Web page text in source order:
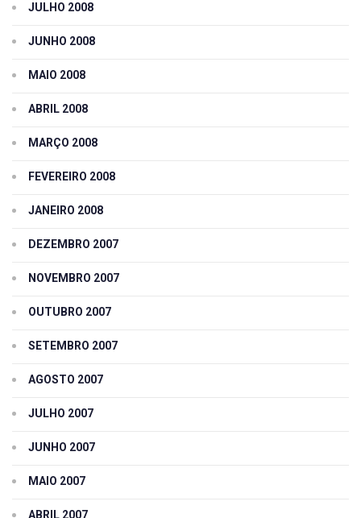
JULHO 2008
JUNHO 2008
MAIO 2008
ABRIL 2008
MARÇO 2008
FEVEREIRO 2008
JANEIRO 2008
DEZEMBRO 2007
NOVEMBRO 2007
OUTUBRO 2007
SETEMBRO 2007
AGOSTO 2007
JULHO 2007
JUNHO 2007
MAIO 2007
ABRIL 2007